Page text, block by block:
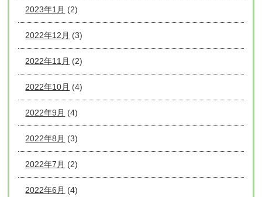
2023年1月 (2)
2022年12月 (3)
2022年11月 (2)
2022年10月 (4)
2022年9月 (4)
2022年8月 (3)
2022年7月 (2)
2022年6月 (4)